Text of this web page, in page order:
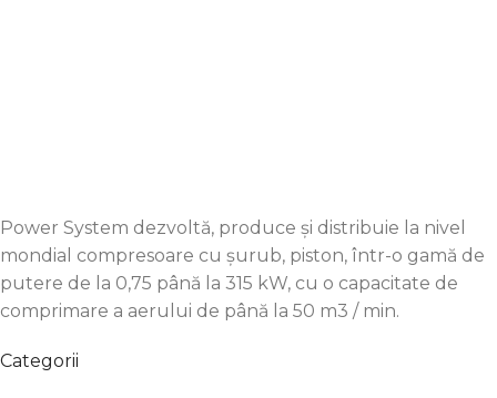
Power System dezvoltă, produce și distribuie la nivel
mondial compresoare cu șurub, piston, într-o gamă de
putere de la 0,75 până la 315 kW, cu o capacitate de
comprimare a aerului de până la 50 m3 / min.
Categorii